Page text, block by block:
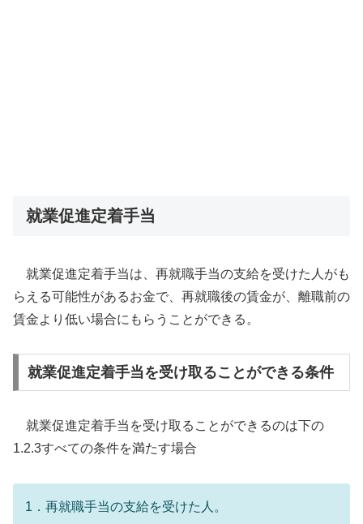
就業促進定着手当
就業促進定着手当は、再就職手当の支給を受けた人がも
らえる可能性があるお金で、再就職後の賃金が、離職前の
賃金より低い場合にもらうことができる。
就業促進定着手当を受け取ることができる条件
就業促進定着手当を受け取ることができるのは下の
1.2.3すべての条件を満たす場合
1．再就職手当の支給を受けた人。